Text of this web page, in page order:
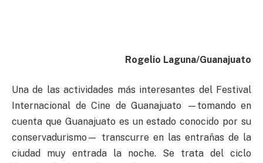
Rogelio Laguna/Guanajuato
Una de las actividades más interesantes del Festival
Internacional de Cine de Guanajuato —tomando en
cuenta que Guanajuato es un estado conocido por su
conservadurismo— transcurre en las entrañas de la
ciudad muy entrada la noche. Se trata del ciclo